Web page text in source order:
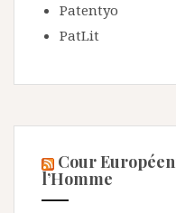
Patentyo
PatLit
Cour
l’Homme